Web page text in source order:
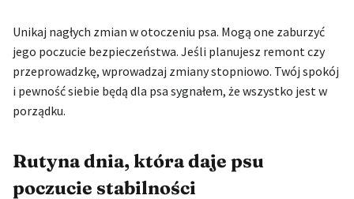
Unikaj nagłych zmian w otoczeniu psa. Mogą one zaburzyć
jego poczucie bezpieczeństwa. Jeśli planujesz remont czy
przeprowadzkę, wprowadzaj zmiany stopniowo. Twój spokój
i pewność siebie będą dla psa sygnałem, że wszystko jest w
porządku.
Rutyna dnia, która daje psu
poczucie stabilności